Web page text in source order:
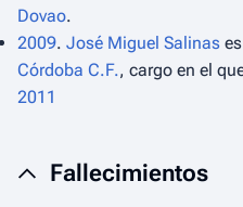
Dovao.
2009. José Miguel Salinas
Córdoba C.F., cargo en el
2011
Fallecimientos